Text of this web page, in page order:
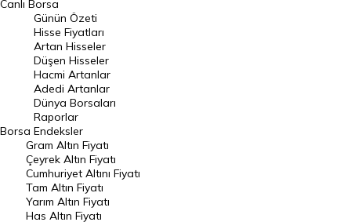
En Çok Artan Hisseler
En Çok Düşen Hisseler
Hacmi Artanlar
Geçmiş Kapanışlar
Dünya Borsaları
Raporlar
Endeksler
DÖVİZ
Canlı Borsa
Borsa
Günün Özeti
Hisse Fiyatları
Artan Hisseler
Düşen Hisseler
Hacmi Artanlar
Adedi Artanlar
Dünya Borsaları
Raporlar
Endeksler
Gram Altın Fiyatı
Çeyrek Altın Fiyatı
Cumhuriyet Altını Fiyatı
Tam Altın Fiyatı
Yarım Altın Fiyatı
Has Altın Fiyatı